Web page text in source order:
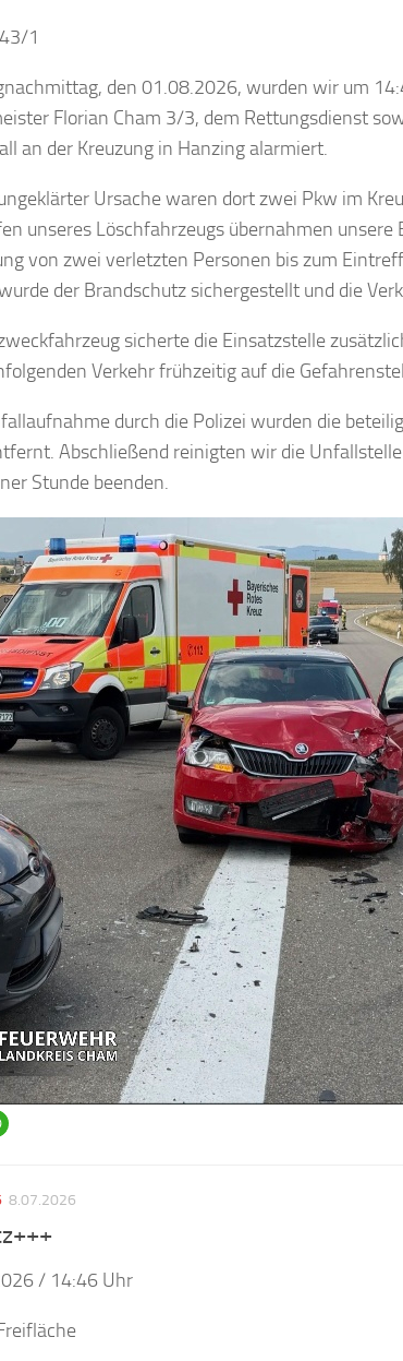
1
den 01.08.2026, wurden wir um
Florian Cham 3/3, dem Rettungsdienst
an der Kreuzung in Hanzing alarmiert.
Ursache waren dort zwei Pkw im
unseres Löschfahrzeugs übernahmen unsere
von zwei verletzten Personen bis zum
der Brandschutz sichergestellt und die
sicherte die Einsatzstelle
Verkehr frühzeitig auf die
durch die Polizei wurden die
Abschließend reinigten wir die
Stunde beenden.
8.07.2026
/ 14:46 Uhr